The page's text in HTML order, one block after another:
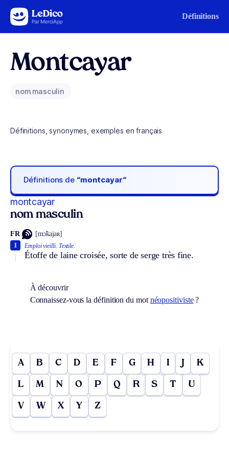
Aller au contenu Définitions
Montcayar
nom masculin
Définitions, synonymes, exemples en français
Définitions de “montcayar“
montcayar
nom masculin
FR [mɔ̃kajaʀ]
Emploi vieilli. Textile.
Étoffe de laine croisée, sorte de serge très fine.
1
À découvrir
Connaissez-vous la définition du mot néopositiviste?
A B C D E F G H I J K
L M N O P Q R S T U
V W X Y Z